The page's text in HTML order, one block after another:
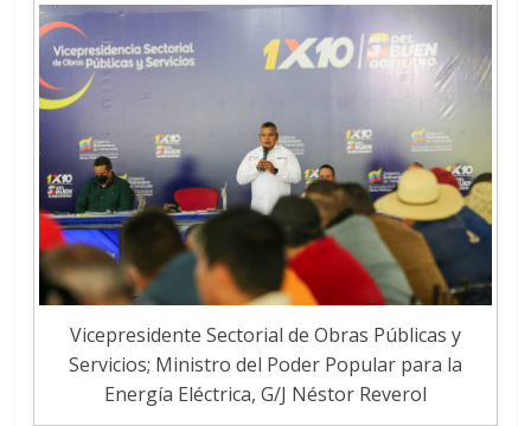
Vicepresidente Sectorial de Obras Públicas y
Servicios; Ministro del Poder Popular para la
Energía Eléctrica, G/J Néstor Reverol